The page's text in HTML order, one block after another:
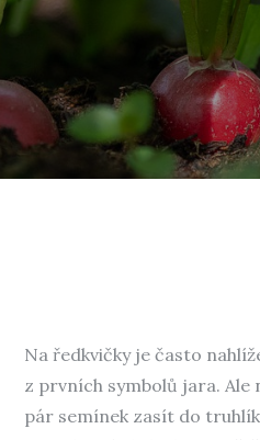
Na ředkvičky je často
z prvních symbolů jara. Ale
pár semínek zasít do